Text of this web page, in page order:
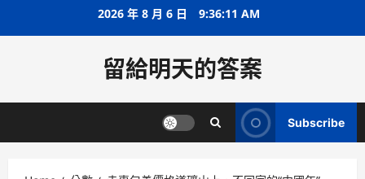
2026 年 8 月 6 日 9:36:11 AM
留給明天的答案
Subscribe